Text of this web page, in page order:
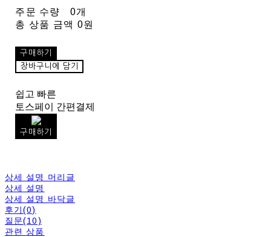
주문 수량
0개
총 상품 금액 0원
구매하기
장바구니에 담기
쉽고 빠른
토스페이 간편결제
구매하기
상세 설명 머리글
상세 설명
상세 설명 바닥글
후기(0)
질문(10)
관련 상품